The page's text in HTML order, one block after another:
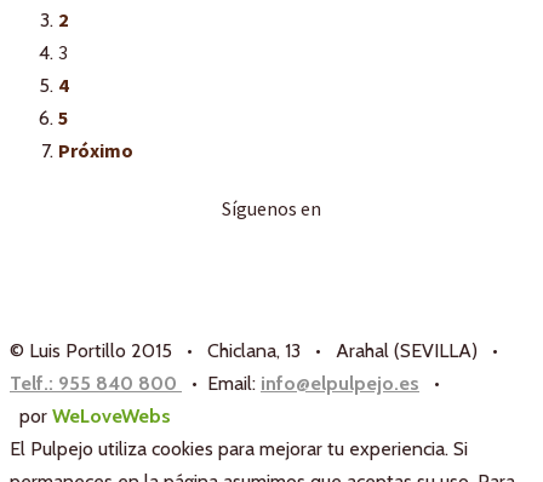
2
3
4
5
Próximo
Síguenos en
© Luis Portillo 2015 • Chiclana, 13 • Arahal (SEVILLA) •
Telf.: 955 840 800
• Email: info@elpulpejo.es
•
por WeLoveWebs
El Pulpejo utiliza cookies para mejorar tu experiencia. Si